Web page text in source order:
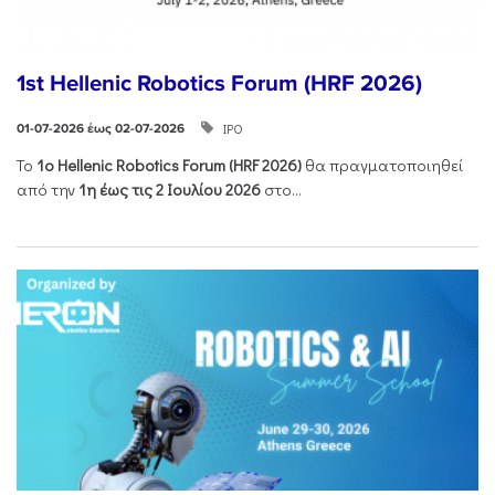
1st Hellenic Robotics Forum (HRF 2026)
01-07-2026 έως 02-07-2026 ΙΡΟ
Το 1ο Hellenic Robotics Forum (HRF2026) θα πραγματοποιηθεί
από την 1η έως τις 2 Ιουλίου 2026 στο...